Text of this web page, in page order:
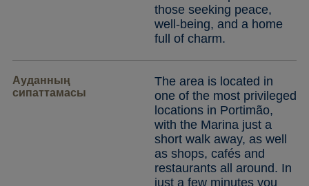
those seeking peace,
well-being, and a home
full of charm.
Ауданның
сипаттамасы
The area is located in
one of the most privileged
locations in Portimão,
with the Marina just a
short walk away, as well
as shops, cafés and
restaurants all around. In
just a few minutes you